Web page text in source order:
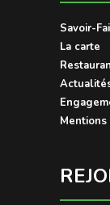
Savoir-
La carte